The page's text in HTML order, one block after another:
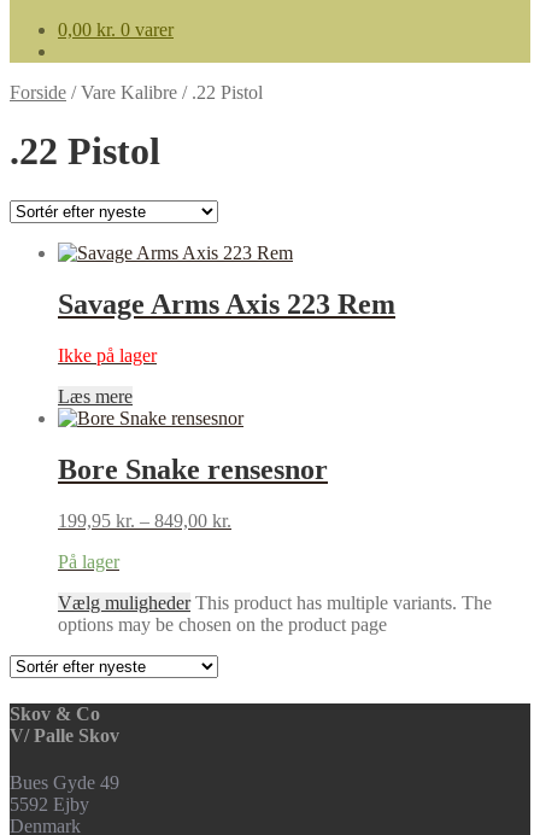
0,00 kr. 0 varer
Forside /Vare Kalibre / .22 Pistol
.22 Pistol
Savage Arms Axis 223 Rem
Ikke på lager
Læs mere
Bore Snake rensesnor
199,95 kr. – 849,00 kr.
På lager
Vælg mulighederThis product has multiple variants. The
options may be chosen on the product page
Skov & Co
V/ Palle Skov
Bues Gyde 49
5592 Ejby
Denmark